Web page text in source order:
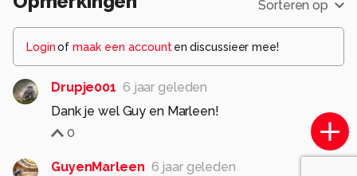
Alle rechten voorbehouden Sorteren op
Loginof maak een account en discussieer mee!
Drupje001 6 jaar geleden
Dank je wel Guy en Marleen!
0
GuyenMarleen 6 jaar geleden